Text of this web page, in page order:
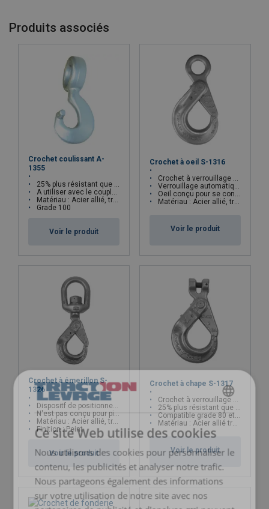
Produits associés
Crochet coulissant A-
1355
25% plus résistant que le grade 80
A utiliser avec le coupleur S-1325
Matériau : Acier allié, trempé et revenu
Grade 100
Voir le produit
Crochet à oeil S-1316
Crochet à verrouillage automatique
Verrouillage automatique quand le crochet est chargé
Oeil conçu pour se connecter au S-1325
Matériau : Acier allié, trempé et revenu
Voir le produit
Crochet à émerillon S-
1326
Dispositf de positionnement
N'est pas conçu pour pivoter sous charge
Matériau : Acier allié, trempé et revenu
Finition : Peint
Voir le produit
Crochet à chape S-1317
Crochet à verrouillage automatique
25% plus résistant que grade 80
Compatible grade 80 et 100
Matériau : Acier allié trempé et revenu
Voir le produit
FRENCH
ENGLISH
Ce site Web utilise des cookies
Nous utilisons des cookies pour personnaliser le
contenu, les publicités et analyser notre trafic.
Nous partageons également des informations
sur votre utilisation de notre site avec nos